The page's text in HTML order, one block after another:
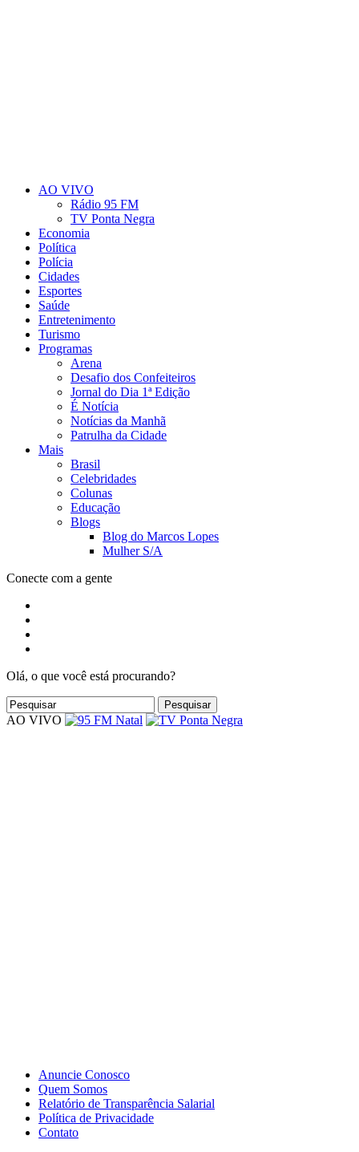
AO VIVO
Rádio 95 FM
TV Ponta Negra
Economia
Política
Polícia
Cidades
Esportes
Saúde
Entretenimento
Turismo
Programas
Arena
Desafio dos Confeiteiros
Jornal do Dia 1ª Edição
É Notícia
Notícias da Manhã
Patrulha da Cidade
Mais
Brasil
Celebridades
Colunas
Educação
Blogs
Blog do Marcos Lopes
Mulher S/A
Conecte com a gente
Olá, o que você está procurando?
AO VIVO
Anuncie Conosco
Quem Somos
Relatório de Transparência Salarial
Política de Privacidade
Contato